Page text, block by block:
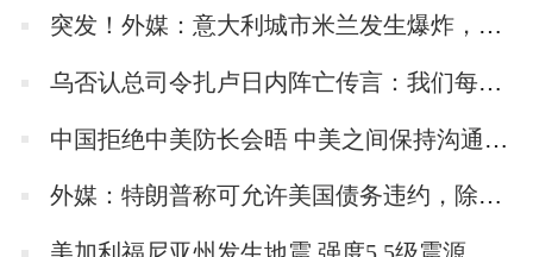
HA-42“天风”（310马力）弱化为280马力。但
是完成各项实验与装修等制式化工作的1943年
突发！外媒：意大利城市米兰发生爆炸，数辆汽车起火
乌否认总司令扎卢日内阵亡传言：我们每位司令员都活着
中国拒绝中美防长会晤 中美之间保持沟通的关键是美方不能说一套做一套
外媒：特朗普称可允许美国债务违约，除非民主党同意大规模削减开支